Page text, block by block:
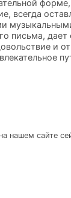
всегда
письма,
и
нашем сайте